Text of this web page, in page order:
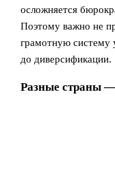
осложняется
Поэтому важно не
грамотную систему
до диверсификации.
Разные страны —